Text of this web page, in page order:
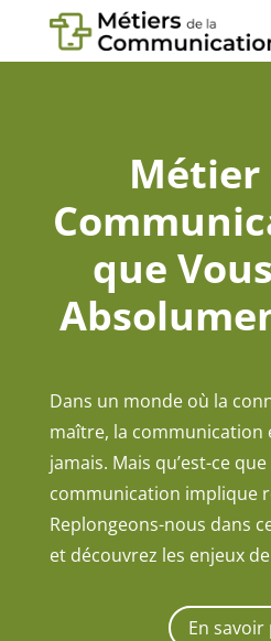
Métier
que
Dans un monde où la
maître, la communication
jamais. Mais qu’est-ce
communication implique
Replongeons-nous dans
et découvrez les enjeux
En savoir